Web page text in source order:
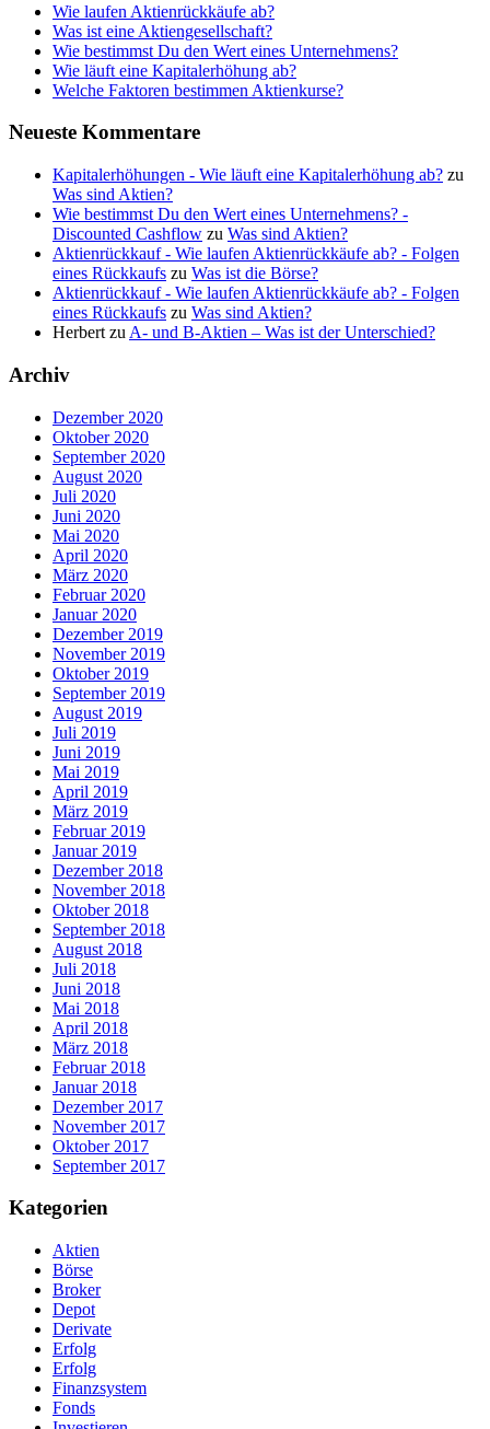
Wie laufen Aktienrückkäufe ab?
Was ist eine Aktiengesellschaft?
Wie bestimmst Du den Wert eines Unternehmens?
Wie läuft eine Kapitalerhöhung ab?
Welche Faktoren bestimmen Aktienkurse?
Neueste Kommentare
Kapitalerhöhungen - Wie läuft eine Kapitalerhöhung ab? zu
Was sind Aktien?
Wie bestimmst Du den Wert eines Unternehmens? -
Discounted Cashflow zu Was sind Aktien?
Aktienrückkauf - Wie laufen Aktienrückkäufe ab? - Folgen
eines Rückkaufs zu Was ist die Börse?
Aktienrückkauf - Wie laufen Aktienrückkäufe ab? - Folgen
eines Rückkaufs zu Was sind Aktien?
Herbert zu A- und B-Aktien – Was ist der Unterschied?
Archiv
Dezember 2020
Oktober 2020
September 2020
August 2020
Juli 2020
Juni 2020
Mai 2020
April 2020
März 2020
Februar 2020
Januar 2020
Dezember 2019
November 2019
Oktober 2019
September 2019
August 2019
Juli 2019
Juni 2019
Mai 2019
April 2019
März 2019
Februar 2019
Januar 2019
Dezember 2018
November 2018
Oktober 2018
September 2018
August 2018
Juli 2018
Juni 2018
Mai 2018
April 2018
März 2018
Februar 2018
Januar 2018
Dezember 2017
November 2017
Oktober 2017
September 2017
Kategorien
Aktien
Börse
Broker
Depot
Derivate
Erfolg
Erfolg
Finanzsystem
Fonds